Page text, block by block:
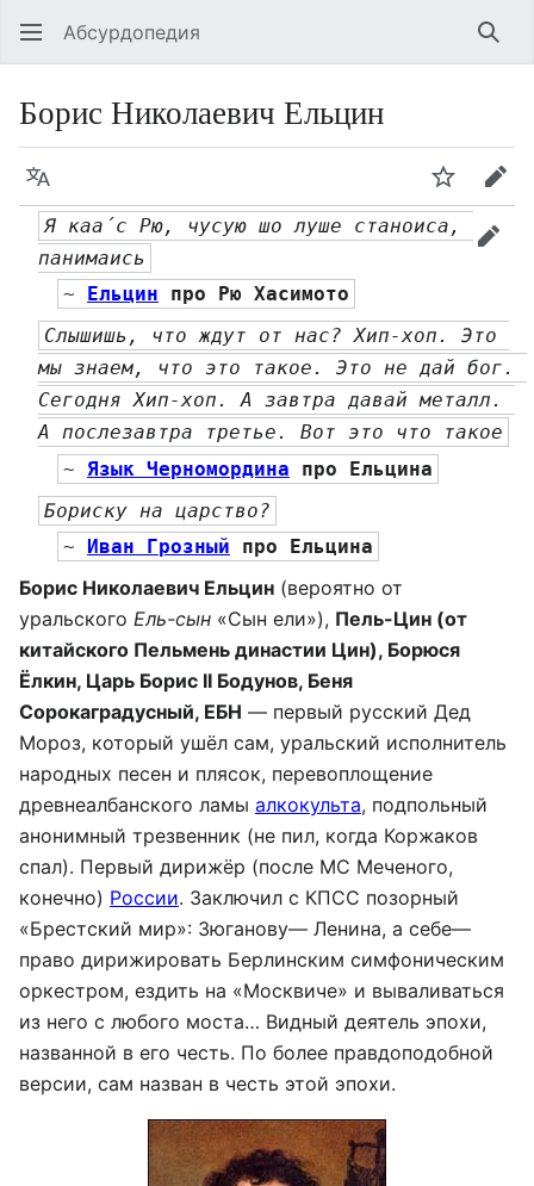
Абсурдопедия
Борис Николаевич Ельцин
Язык
Я каа́с Рю, чусую шо луше станоиса,
панимаись
~
Ельцин про Рю Хасимото
Слышишь, что ждут от нас? Хип-хоп. Это
мы знаем, что это такое. Это не дай бог.
Сегодня Хип-хоп. А завтра давай металл.
А послезавтра третье. Вот это что такое
~ Язык Черномордина про Ельцина
Бориску на царство?
~ Иван Грозный про Ельцина
Борис Николаевич Eльцин (вероятно от
уральского Ель-сын «Сын ели»), Пель-Цин (от
китайского Пельмень династии Цин), Борюся
Ёлкин, Царь Борис II Бодунов, Беня
Сорокаградусный, ЕБН — первый русский Дед
Мороз, который ушёл сам, уральский исполнитель
народных песен и плясок, перевоплощение
древнеалбанского ламы алкокульта, подпольный
анонимный трезвенник (не пил, когда Коржаков
спал). Первый дирижёр (после МС Меченого,
конечно) России. Заключил с КПСС позорный
«Брестский мир»: Зюганову— Ленина, а себе—
право дирижировать Берлинским симфоническим
оркестром, ездить на «Москвиче» и вываливаться
из него с любого моста… Видный деятель эпохи,
названной в его честь. По более правдоподобной
версии, сам назван в честь этой эпохи.